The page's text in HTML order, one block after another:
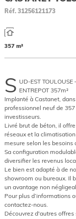
Réf. 31256121173
357 m²
S UD-EST TOULOUSE
ENTREPOT 357m²
Implanté à Castanet,
professionnel neuf de
investisseurs.
Livré brut de béton, il
réseaux et la
mesure selon les besoins
Sa configuration
diversifier les revenus
Le bien est adapté à de
showroom ou bureaux. Il
un avantage non
Pour plus d’informations
contactez-nous.
Découvrez d'autres